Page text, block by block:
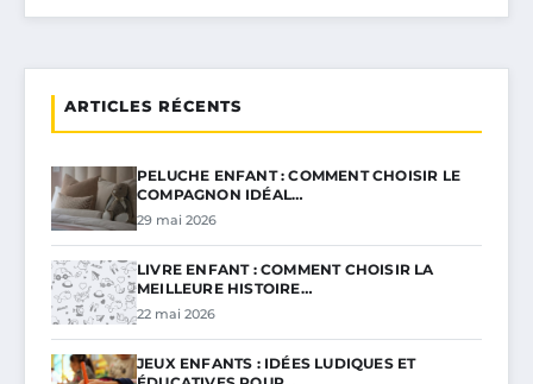
ARTICLES RÉCENTS
PELUCHE ENFANT : COMMENT CHOISIR LE
COMPAGNON IDÉAL…
29 mai 2026
LIVRE ENFANT : COMMENT CHOISIR LA
MEILLEURE HISTOIRE…
22 mai 2026
JEUX ENFANTS : IDÉES LUDIQUES ET